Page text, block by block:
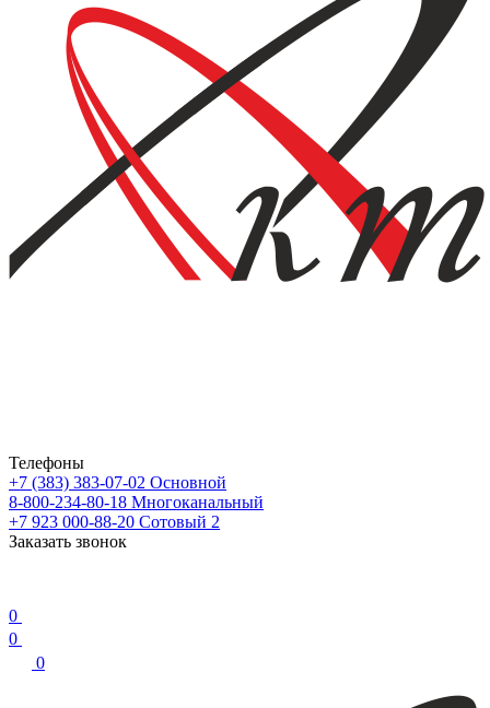
Телефоны
+7 (383) 383-07-02 Основной
8-800-234-80-18 Многоканальный
+7 923 000-88-20 Сотовый 2
Заказать звонок
0
0
0